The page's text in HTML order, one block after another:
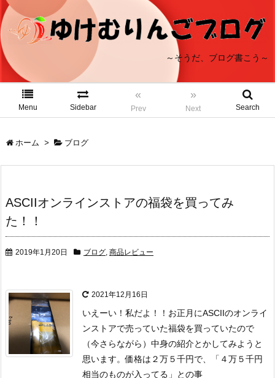
～そうだ、ブログ書こう～
Menu Sidebar
«
Prev
»
Next Search
ホーム > ブログ
ASCIIオンラインストアの福袋を買ってみ
た！！
2019年1月20日 ブログ, 商品レビュー
2021年12月16日
いえーい！私だよ！！ お正月にASCIIのオンライ
ンストアで売っていた福袋を買っていたので
（今さらながら）中身の紹介とかしてみようと
思います。価格は２万５千円で、「４万５千円
相当のものが入ってる」との事